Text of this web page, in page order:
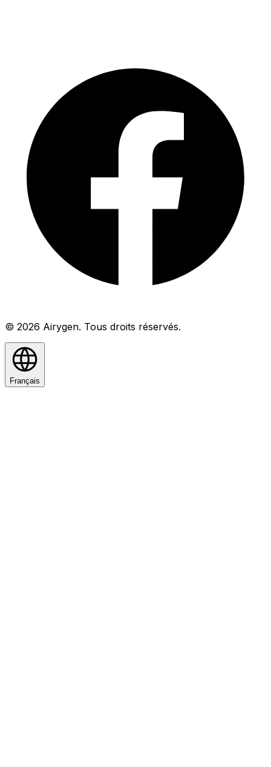
© 2026 Airygen. Tous droits réservés.
Français